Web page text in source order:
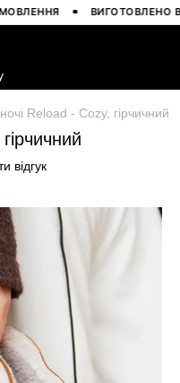
ВИГОТОВЛЕНО В
Reload - Cozy, гірчичний
відгук